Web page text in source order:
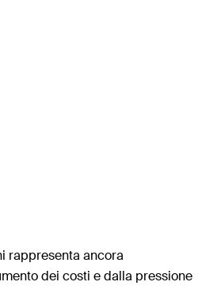
rappresenta ancora
dei costi e dalla pressione